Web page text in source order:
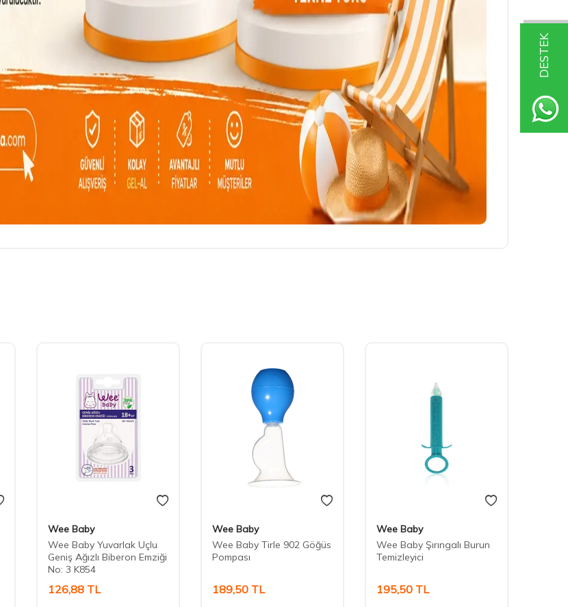
DESTEK
Wee Baby
Wee Baby Yuvarlak Uçlu
Geniş Ağızlı Biberon Emziği
No: 3 K854
126,88 TL
Wee Baby
Wee Baby Tirle 902 Göğüs
Pompası
189,50 TL
Wee Baby
Wee Baby Şırıngalı Burun
Temizleyici
195,50 TL